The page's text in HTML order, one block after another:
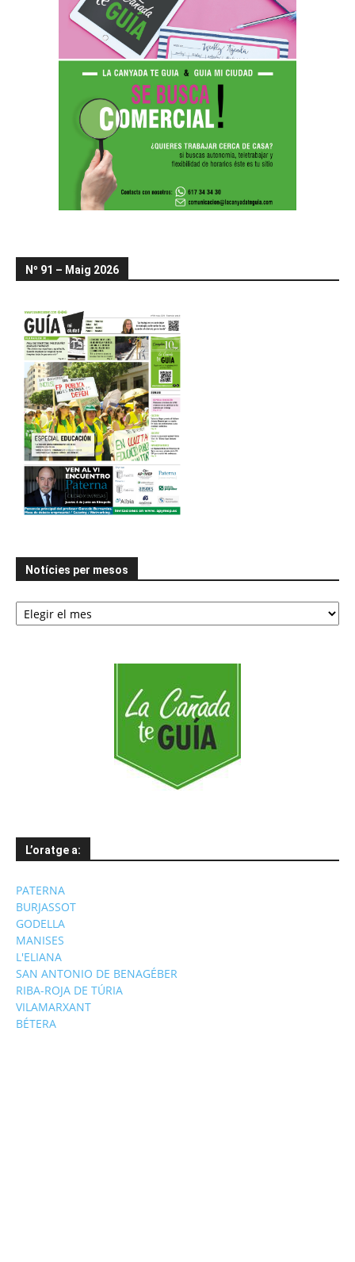
Nº 91 – Maig 2026
Notícies per mesos
Notícies
per
L’oratge a:
PATERNA
BURJASSOT
GODELLA
MANISES
L'ELIANA
SAN ANTONIO DE BENAGÉBER
RIBA-ROJA DE TÚRIA
VILAMARXANT
BÉTERA